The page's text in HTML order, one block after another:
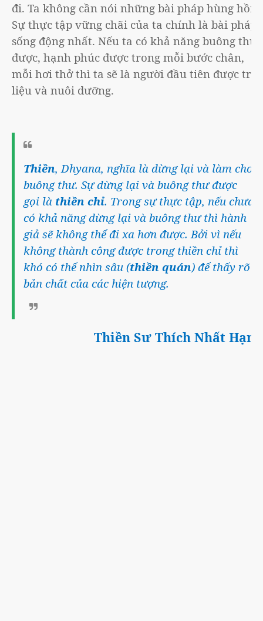
đi. Ta không cần nói những bài pháp hùng hồn.
Sự thực tập vững chãi của ta chính là bài pháp
sống động nhất. Nếu ta có khả năng buông thư
được, hạnh phúc được trong mỗi bước chân,
mỗi hơi thở thì ta sẽ là người đầu tiên được trị
liệu và nuôi dưỡng.
Thiền, Dhyana, nghĩa là dừng lại và làm cho
buông thư. Sự dừng lại và buông thư được
gọi là thiền chỉ. Trong sự thực tập, nếu chưa
có khả năng dừng lại và buông thư thì hành
giả sẽ không thể đi xa hơn được. Bởi vì nếu
không thành công được trong thiền chỉ thì
khó có thể nhìn sâu (thiền quán) để thấy rõ
bản chất của các hiện tượng.
Thiền Sư Thích Nhất Hạnh